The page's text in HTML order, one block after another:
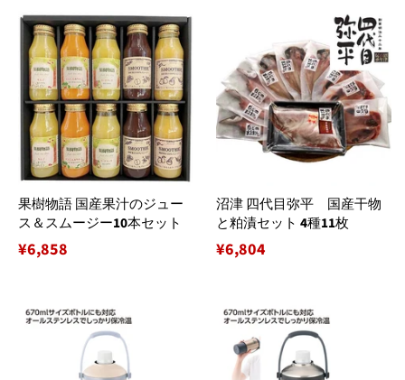
格
果樹物語 国産果汁のジュー
ス＆スムージー10本セット
通
格
¥6,858
沼津 四代目弥平 国産干物
と粕漬セット 4種11枚
通
格
¥6,804